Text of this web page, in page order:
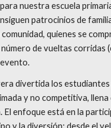
nuestra escuela
patrocinios de
quienes se
de vueltas corridas
divertida los
y no competitiva, llena
El enfoque está en la
y la diversión; desde el